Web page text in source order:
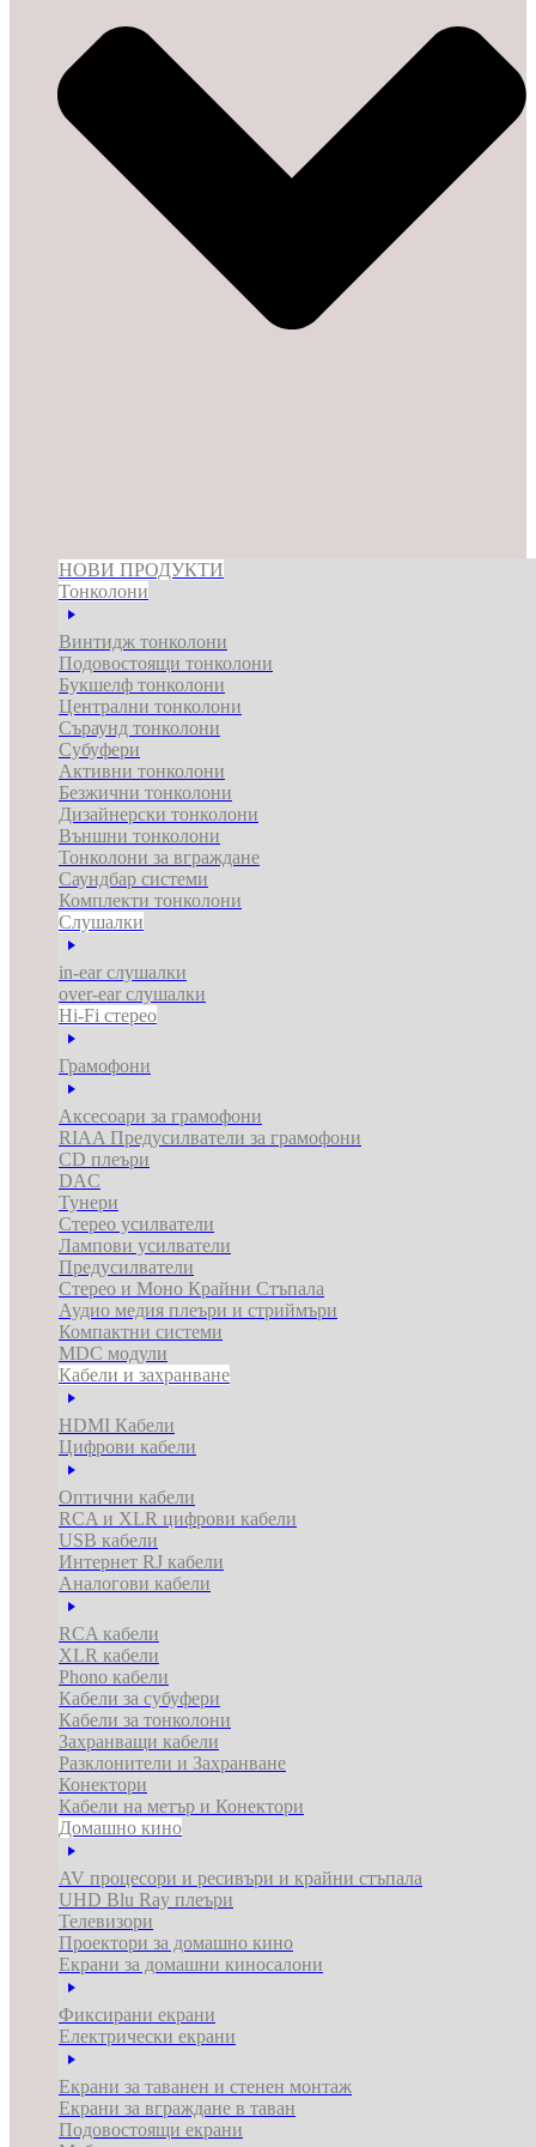
НОВИ ПРОДУКТИ
Тонколони
Винтидж тонколони
Подовостоящи тонколони
Букшелф тонколони
Централни тонколони
Съраунд тонколони
Субуфери
Активни тонколони
Безжични тонколони
Дизайнерски тонколони
Външни тонколони
Тонколони за вграждане
Саундбар системи
Комплекти тонколони
Слушалки
in-ear слушалки
over-ear слушалки
Hi-Fi стерео
Грамофони
Аксесоари за грамофони
RIAA Предусилватели за грамофони
CD плеъри
DAC
Тунери
Стерео усилватели
Лампови усилватели
Предусилватели
Стерео и Моно Крайни Стъпала
Аудио медия плеъри и стриймъри
Компактни системи
MDC модули
Кабели и захранване
HDMI Кабели
Цифрови кабели
Оптични кабели
RCA и XLR цифрови кабели
USB кабели
Интернет RJ кабели
Аналогови кабели
RCA кабели
XLR кабели
Phono кабели
Кабели за субуфери
Кабели за тонколони
Захранващи кабели
Разклонители и Захранване
Конектори
Кабели на метър и Конектори
Домашно кино
AV процесори и ресивъри и крайни стъпала
UHD Blu Ray плеъри
Телевизори
Проектори за домашно кино
Екрани за домашни киносалони
Фиксирани екрани
Електрически екрани
Екрани за таванен и стенен монтаж
Екрани за вграждане в таван
Подовостоящи екрани